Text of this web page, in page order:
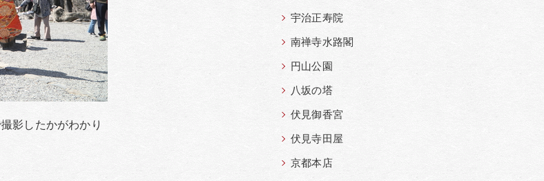
影したかがわかり
宇治正寿院
南禅寺水路閣
円山公園
八坂の塔
伏見御香宮
伏見寺田屋
京都本店